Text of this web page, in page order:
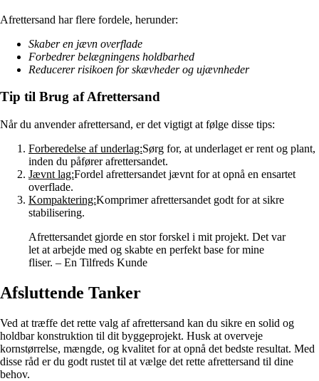
Afrettersand har flere fordele, herunder:
Skaber en jævn overflade
Forbedrer belægningens holdbarhed
Reducerer risikoen for skævheder og ujævnheder
Tip til Brug af Afrettersand
Når du anvender afrettersand, er det vigtigt at følge disse tips:
Forberedelse af underlag:Sørg for, at underlaget er rent og plant,
inden du påfører afrettersandet.
Jævnt lag:Fordel afrettersandet jævnt for at opnå en ensartet
overflade.
Kompaktering:Komprimer afrettersandet godt for at sikre
stabilisering.
Afrettersandet gjorde en stor forskel i mit projekt. Det var
let at arbejde med og skabte en perfekt base for mine
fliser. – En Tilfreds Kunde
Afsluttende Tanker
Ved at træffe det rette valg af afrettersand kan du sikre en solid og
holdbar konstruktion til dit byggeprojekt. Husk at overveje
kornstørrelse, mængde, og kvalitet for at opnå det bedste resultat. Med
disse råd er du godt rustet til at vælge det rette afrettersand til dine
behov.